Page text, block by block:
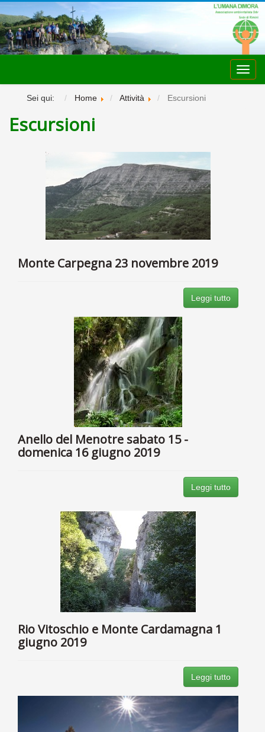
Sei qui:
Home Attività Escursioni
Escursioni
Monte Carpegna 23 novembre 2019
Leggi tutto
Anello del Menotre sabato 15 -
domenica 16 giugno 2019
Leggi tutto
Rio Vitoschio e Monte Cardamagna 1
giugno 2019
Leggi tutto